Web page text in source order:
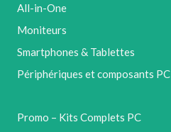
All-in-One
Moniteurs
Smartphones & Tablettes
Périphériques et composants PC
Promo – Kits Complets PC